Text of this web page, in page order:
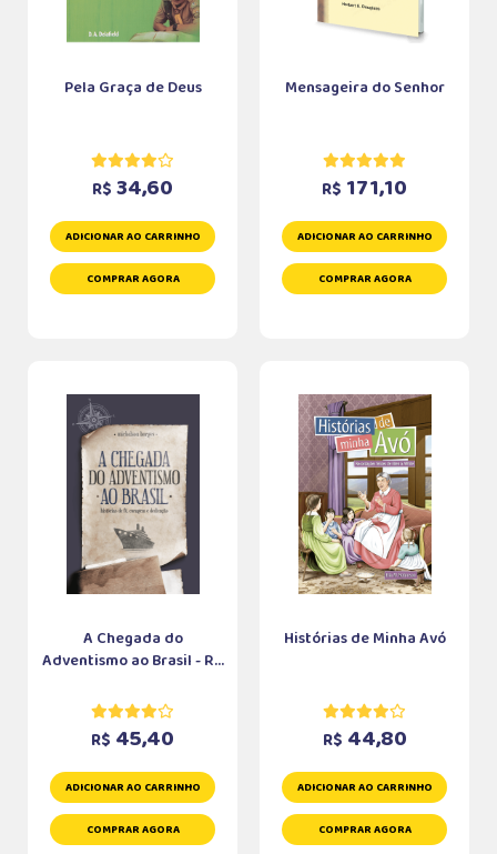
Pela Graça de Deus
R$ 34,60
ADICIONAR AO CARRINHO
COMPRAR AGORA
Mensageira do Senhor
R$ 171,10
ADICIONAR AO CARRINHO
COMPRAR AGORA
A Chegada do
Adventismo ao Brasil - R...
R$ 45,40
ADICIONAR AO CARRINHO
COMPRAR AGORA
Histórias de Minha Avó
R$ 44,80
ADICIONAR AO CARRINHO
COMPRAR AGORA